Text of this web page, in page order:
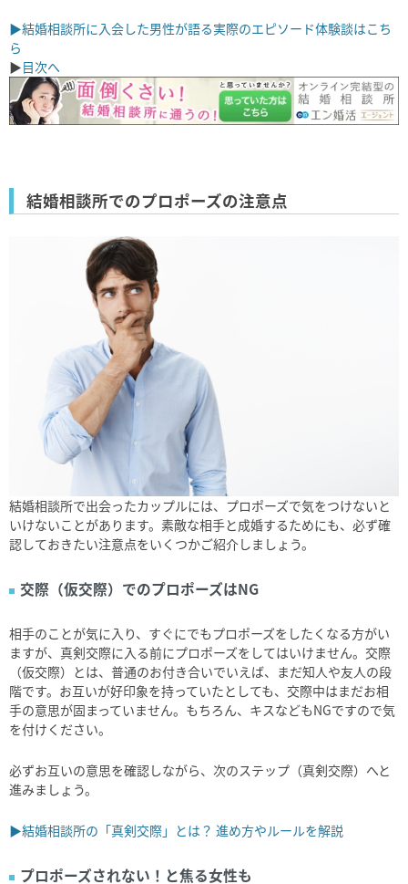
▶結婚相談所に入会した男性が語る実際のエピソード体験談はこち
ら
▶目次へ
結婚相談所でのプロポーズの注意点
結婚相談所で出会ったカップルには、プロポーズで気をつけないと
いけないことがあります。素敵な相手と成婚するためにも、必ず確
認しておきたい注意点をいくつかご紹介しましょう。
交際（仮交際）でのプロポーズはNG
相手のことが気に入り、すぐにでもプロポーズをしたくなる方がい
ますが、真剣交際に入る前にプロポーズをしてはいけません。交際
（仮交際）とは、普通のお付き合いでいえば、まだ知人や友人の段
階です。お互いが好印象を持っていたとしても、交際中はまだお相
手の意思が固まっていません。もちろん、キスなどもNGですので気
を付けください。
必ずお互いの意思を確認しながら、次のステップ（真剣交際）へと
進みましょう。
▶結婚相談所の「真剣交際」とは？ 進め方やルールを解説
プロポーズされない！と焦る女性も